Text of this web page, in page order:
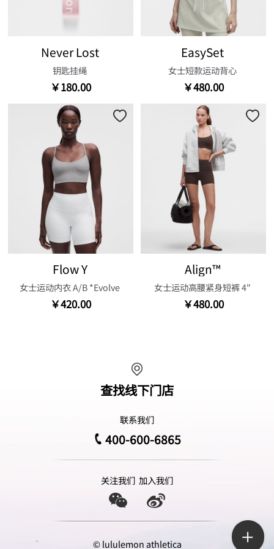
Never Lost
钥匙挂绳
￥180.00
EasySet
女士短款运动背心
￥480.00
Flow Y
女士运动内衣 A/B *Evolve
￥420.00
Align™
女士运动高腰紧身短裤 4"
￥480.00
查找线下门店
联系我们
400-600-6865
关注我们 加入我们
© lululemon athletica